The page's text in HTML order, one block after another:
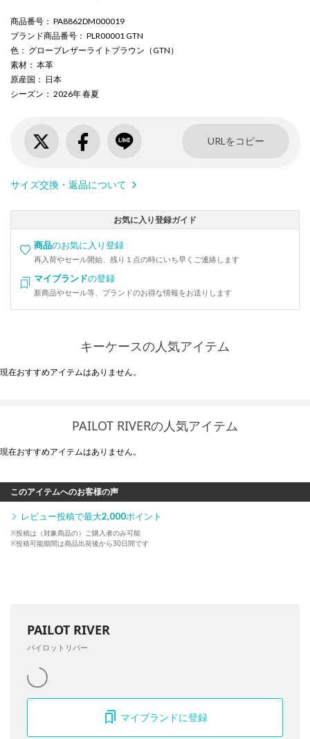
商品番号 ： PA8862DM000019
ブランド商品番号 ： PLR00001 GTN
色 ： グローブレザーライトブラウン（GTN）
素材 ： 本革
原産国 ： 日本
シーズン ： 2026年 春夏
URLをコピー
サイズ交換・返品について
お気に入り登録ガイド
商品のお気に入り登録
再入荷やセール開始、残り１点の時にいち早くご連絡します
マイブランドの登録
新商品やセール等、ブランドのお得な情報をお送りします
キーケースの人気アイテム
現在おすすめアイテムはありません。
PAILOT RIVERの人気アイテム
現在おすすめアイテムはありません。
このアイテムへのお客様の声
レビュー投稿で最大2,000ポイント
※投稿は（対象商品の）ご購入者のみ可能
※投稿可能期間は商品出荷後から30日間です
PAILOT RIVER
パイロットリバー
マイブランドに登録